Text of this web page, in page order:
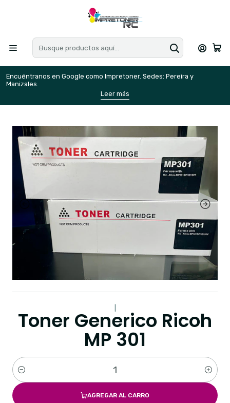
Encuéntranos en Google como Impretoner. Sedes: Pereira y
Manizales.
Leer más
Toner Generico Ricoh
MP 301
Cantidad
AGREGAR AL CARRO